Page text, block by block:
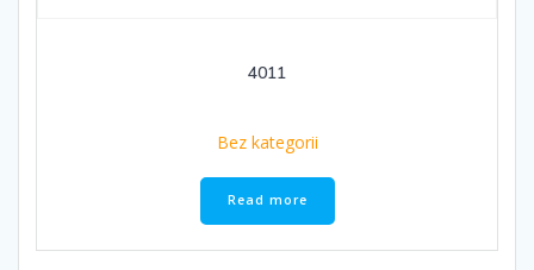
4011
Bez kategorii
Read more